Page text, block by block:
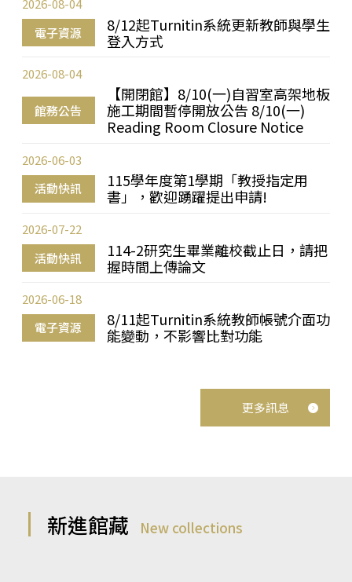
電子資源
8/12起Turnitin系統更新教師與學生
登入方式
2026-08-04
館務公告
【開閉館】8/10(一)自習室高架地板
施工期間暫停開放公告 8/10(一)
Reading Room Closure Notice
2026-08-04
活動快訊
115學年度第1學期「教授指定用
書」，歡迎踴躍提出申請!
2026-06-03
活動快訊
114-2研究生畢業離校截止日，請把
握時間上傳論文
2026-07-22
電子資源
8/11起Turnitin系統教師帳號介面功
能變動，不影響比對功能
2026-06-18
更多訊息
新進館藏 New collections